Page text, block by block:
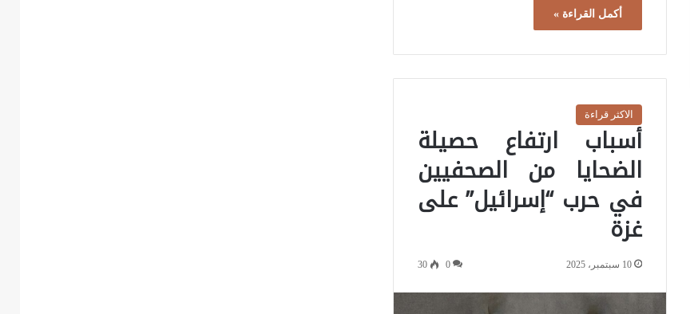
أكمل القراءة »
الاكثر قراءة
أسباب ارتفاع حصيلة
الضحايا من الصحفيين
في حرب “إسرائيل” على
غزة
10 سبتمبر، 2025 0
30